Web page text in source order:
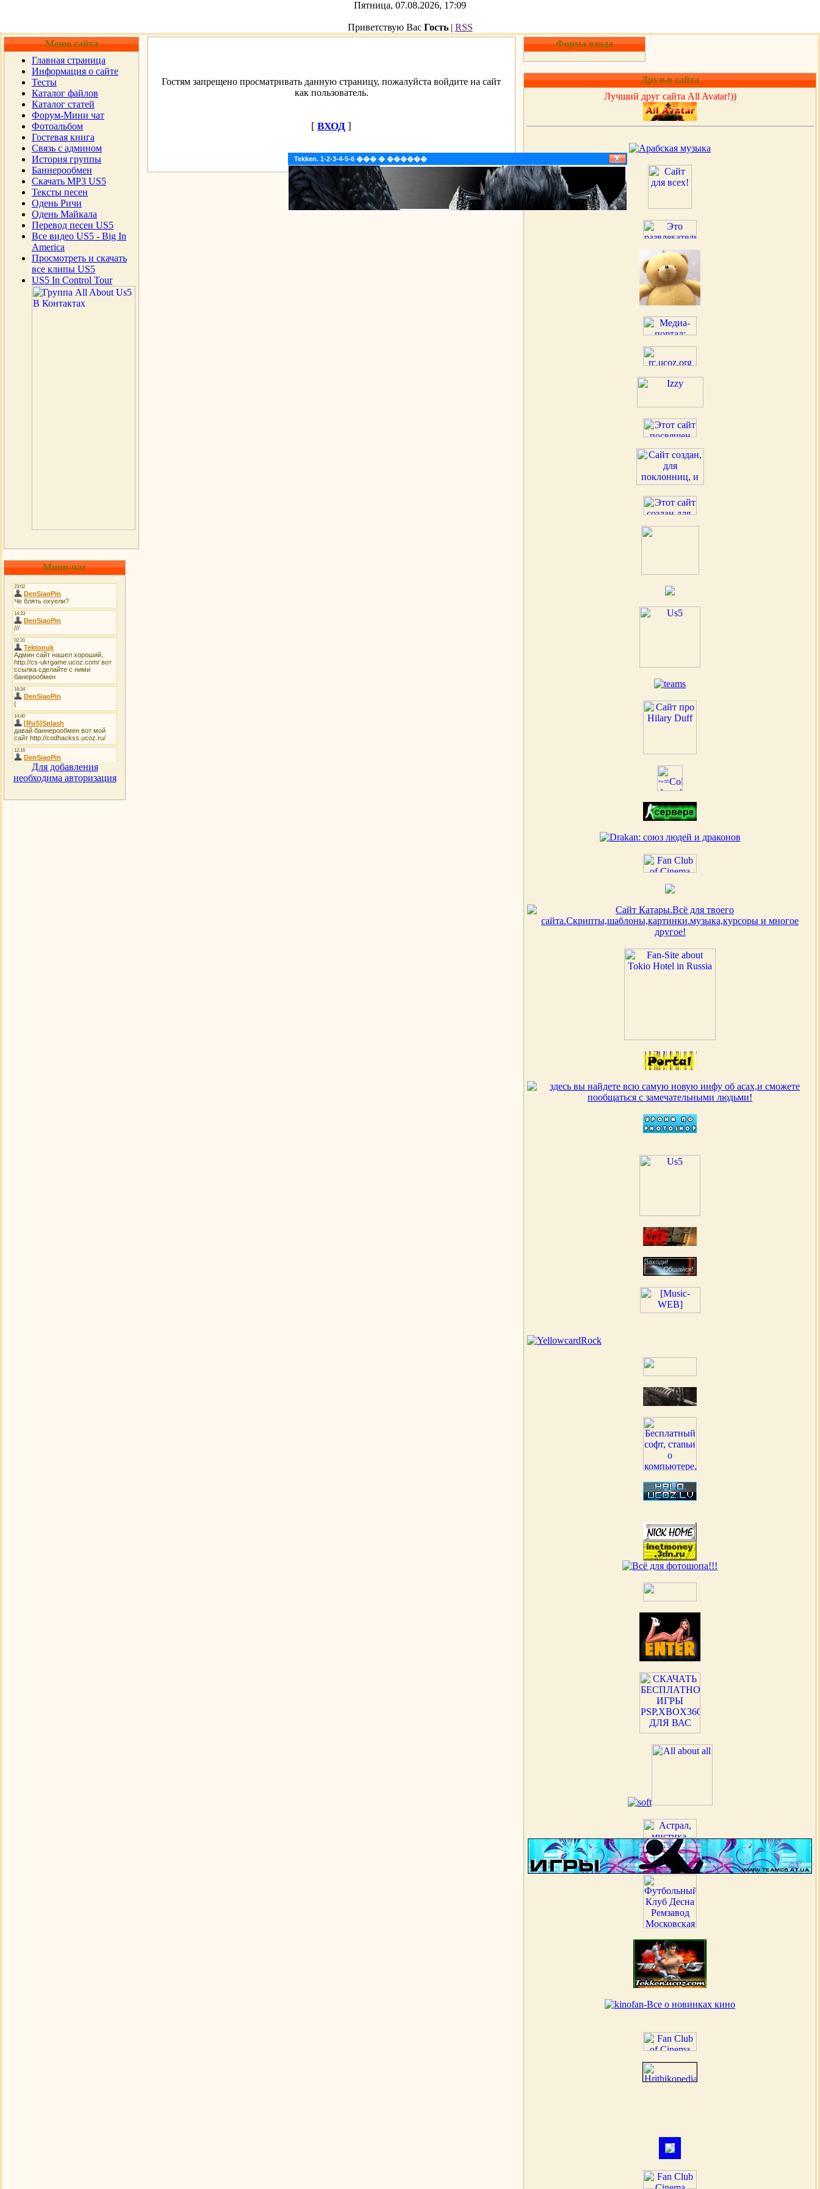
Пятница, 07.08.2026, 17:09
Приветствую Вас Гость| RSS
Меню сайта
Главная страница
Информация о сайте
Тесты
Каталог файлов
Каталог статей
Форум-Мини чат
Фотоальбом
Гостевая книга
Cвязь с админом
История группы
Баннерообмен
Скачать MP3 US5
Тексты песен
Одень Ричи
Одень Майкала
Перевод песен US5
Все видео US5 - Big In
America
Просмотреть и скачать
все клипы US5
US5 In Control Tour
Tekken. 1-2-3-4-5-6 ��� � ������
Мини-чат
Для добавления
необходима авторизация
Гостям запрещено просматривать данную страницу, пожалуйста войдите на сайт
как пользователь.
[ ВХОД ]
Форма входа
Друзья сайта
Лучший друг сайта All Avatar!))